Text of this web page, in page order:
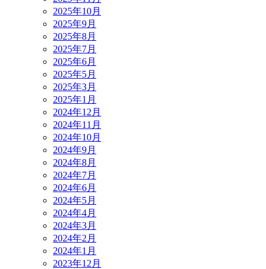
2025年10月
2025年9月
2025年8月
2025年7月
2025年6月
2025年5月
2025年3月
2025年1月
2024年12月
2024年11月
2024年10月
2024年9月
2024年8月
2024年7月
2024年6月
2024年5月
2024年4月
2024年3月
2024年2月
2024年1月
2023年12月